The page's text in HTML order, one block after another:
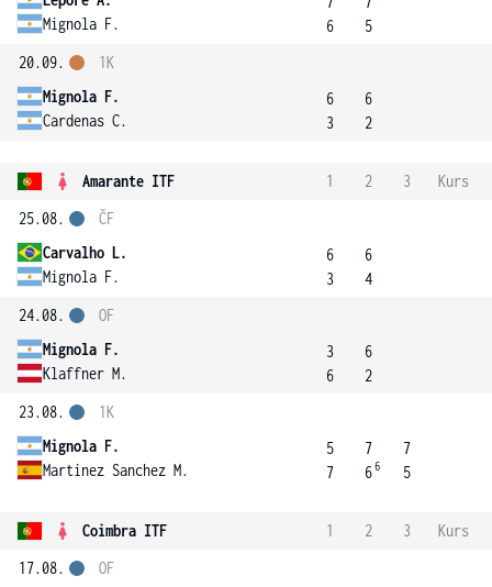
Mignola F.
6
5
20.09.
Mignola F.
Cardenas C.
1K
6
3
6
2
Amarante ITF 1 2 3
Kurs
25.08.
Carvalho L.
Mignola F.
ČF
6
3
6
4
24.08.
Mignola F.
Klaffner M.
OF
3
6
6
2
23.08.
Mignola F.
Martinez Sanchez M.
1K
5
7
7
66
7
5
Coimbra ITF 1 2 3
Kurs
17.08.
OF